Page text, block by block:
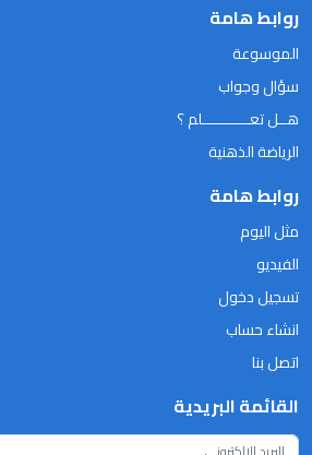
روابط هامة
الموسوعة
سؤال وجواب
هــل تعـــــــــــلم ؟
الرياضة الذهنية
روابط هامة
مثل اليوم
الفيديو
تسجيل دخول
انشاء حساب
اتصل بنا
القائمة البريدية